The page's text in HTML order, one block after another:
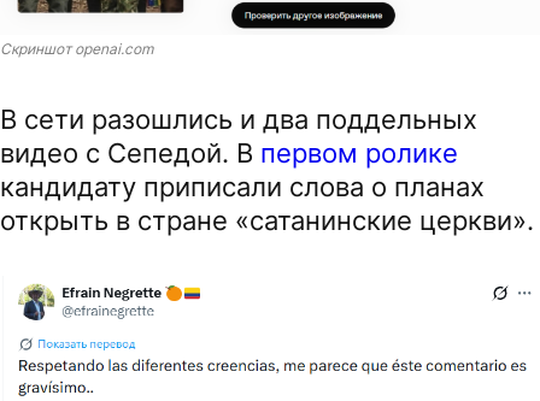
Скриншот openai.com
В сети разошлись и два поддельных
видео с Сепедой. В первом ролике
кандидату приписали слова о планах
открыть в стране «сатанинские церкви».